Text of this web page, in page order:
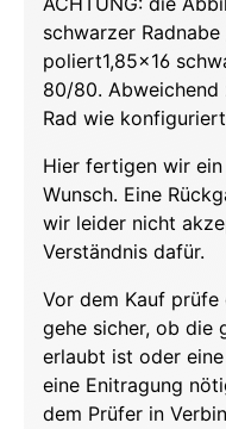
schwarzer
poliert1,85x16
80/80.
Rad wie
Hier fertigen wir
Wunsch. Eine
wir leider nicht
Verständnis dafür.
Vor dem Kauf prüfe
gehe sicher, ob die
erlaubt ist oder
eine Enitragung
dem Prüfer in